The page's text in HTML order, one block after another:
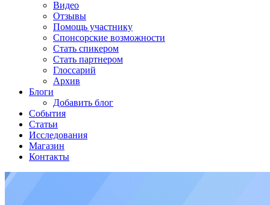
Видео
Отзывы
Помощь участнику
Спонсорские возможности
Стать спикером
Стать партнером
Глоссарий
Архив
Блоги
Добавить блог
События
Статьи
Исследования
Магазин
Контакты